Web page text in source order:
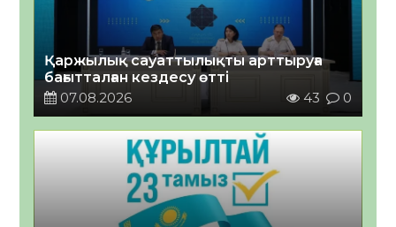
Қаржылық сауаттылықты арттыруға
бағытталған кездесу өтті
07.08.2026
43 0